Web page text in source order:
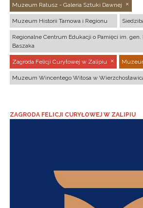
Muzeum Ratusz - Galeria Sztuki Dawnej
Muzeum Historii Tarnowa i Regionu
Regionalne Centrum Edukacji o Pamięci im.
Baszaka
Zagroda Felicji Curyłowej w Zalipiu
Muzeum Wincentego Witosa w
ZAGRODA FELICJI CURYŁOWEJ W ZALIPIU